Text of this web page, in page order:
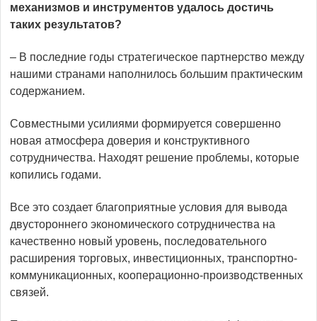
механизмов и инструментов удалось достичь
таких результатов?
– В последние годы страте­гичес­кое партнерство между
нашими странами наполнилось большим практическим
содержанием.
Совместными усилиями формируется совершенно
новая атмосфера доверия и конструктивного
сотрудничества. Находят решение проблемы, которые
копились годами.
Все это создает благоприятные условия для вывода
двустороннего экономического сотрудничества на
качественно новый уровень, последовательного
расширения торговых, инвестиционных, транспорт­но-
коммуникационных, кооперационно-производст­венных
связей.